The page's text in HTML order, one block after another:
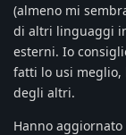
(almeno mi
di altri linguaggi
esterni. Io
fatti lo usi meglio,
degli altri.
Hanno